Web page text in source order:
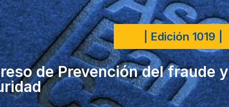
| Edición 1019 |
de Prevención del fraude y